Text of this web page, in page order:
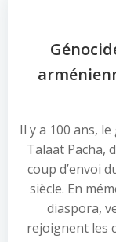
Il y a 100 ans,
Talaat Pacha,
coup d’envoi
siècle. En
diaspora,
rejoignent les